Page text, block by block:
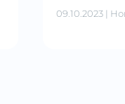
09.10.2023 |